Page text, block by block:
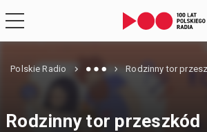
Polskie Radio Rodzinny tor
Rodzinny tor przeszkód